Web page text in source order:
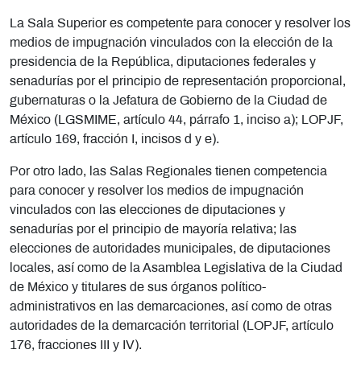
La Sala Superior es competente para conocer y resolver los
medios de impugnación vinculados con la elección de la
presidencia de la República, diputaciones federales y
senadurías por el principio de representación proporcional,
gubernaturas o la Jefatura de Gobierno de la Ciudad de
México (LGSMIME, artículo 44, párrafo 1, inciso a); LOPJF,
artículo 169, fracción I, incisos d y e).
Por otro lado, las Salas Regionales tienen competencia
para conocer y resolver los medios de impugnación
vinculados con las elecciones de diputaciones y
senadurías por el principio de mayoría relativa; las
elecciones de autoridades municipales, de diputaciones
locales, así como de la Asamblea Legislativa de la Ciudad
de México y titulares de sus órganos político-
administrativos en las demarcaciones, así como de otras
autoridades de la demarcación territorial (LOPJF, artículo
176, fracciones III y IV).